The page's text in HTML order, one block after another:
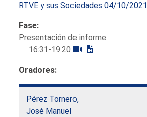
RTVE y sus Sociedades 04/10/2021
Fase:
Presentación de informe
16:31-19:20
Oradores:
Pérez Tornero,
José Manuel